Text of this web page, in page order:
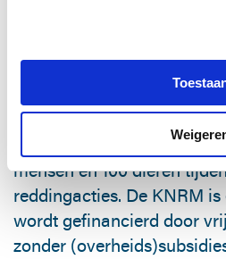
zee. Snel, professioneel en
hulpvrager. Vrijwilligers
inzetbaar, 365 dagen per
lang. De KNRM redt en
mensen en 100 dieren
reddingacties. De KNRM
wordt gefinancierd door
zonder